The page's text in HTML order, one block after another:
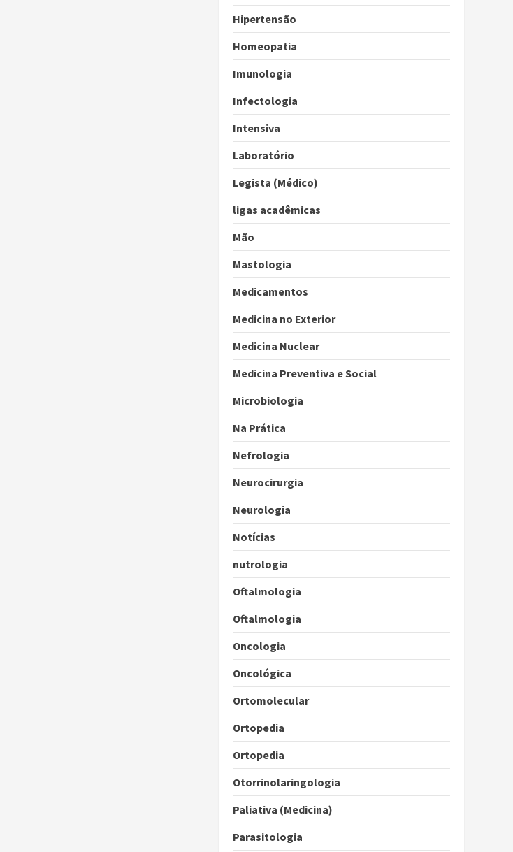
Hipertensão
Homeopatia
Imunologia
Infectologia
Intensiva
Laboratório
Legista (Médico)
ligas acadêmicas
Mão
Mastologia
Medicamentos
Medicina no Exterior
Medicina Nuclear
Medicina Preventiva e Social
Microbiologia
Na Prática
Nefrologia
Neurocirurgia
Neurologia
Notícias
nutrologia
Oftalmologia
Oftalmologia
Oncologia
Oncológica
Ortomolecular
Ortopedia
Ortopedia
Otorrinolaringologia
Paliativa (Medicina)
Parasitologia